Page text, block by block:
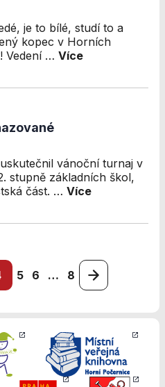
je to bílé, studí to a
kopec v Horních
Vedení … Více
vánoční turnaj v
stupně základních škol,
část. … Více
5 6 … 8